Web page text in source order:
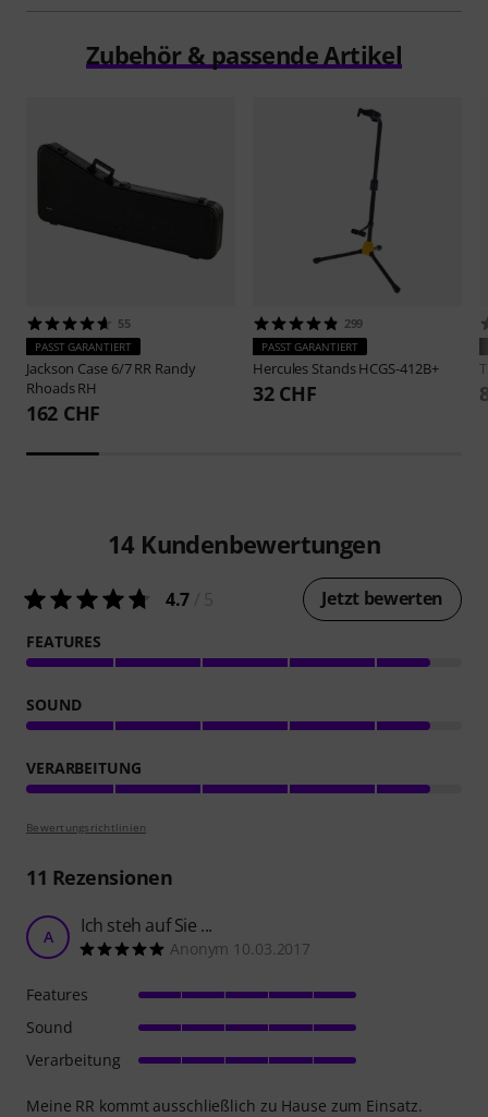
Zubehör & passende Artikel
55
PASST GARANTIERT
Jackson Case 6/7 RR Randy
Rhoads RH
162 CHF
299
PASST GARANTIERT
Hercules StandsHCGS-412B+
32 CHF
14 Kundenbewertungen
4.7 Jetzt bewerten
FEATURES
SOUND
VERARBEITUNG
Bewertungsrichtlinien
11 Rezensionen
A Ich steh auf Sie ...
Anonym 10.03.2017
Meine RR kommt ausschließlich zu Hause zum Einsatz.
Features
Sound
Verarbeitung